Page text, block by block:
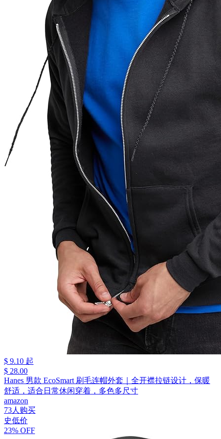
$ 9.10 起
$ 28.00
Hanes 男款 EcoSmart 刷毛连帽外套｜全开襟拉链设计，保暖
舒适，适合日常休闲穿着，多色多尺寸
amazon
73人购买
史低价
23% OFF